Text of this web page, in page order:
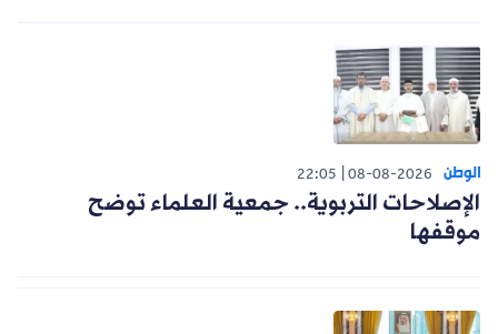
الوطن 08-08-2026
22:05
الإصلاحات التربوية.. جمعية العلماء توضح
موقفها